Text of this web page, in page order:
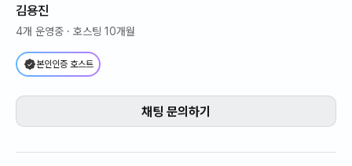
김용진
4개 운영중 · 호스팅 10개월
본인인증 호스트
채팅 문의하기